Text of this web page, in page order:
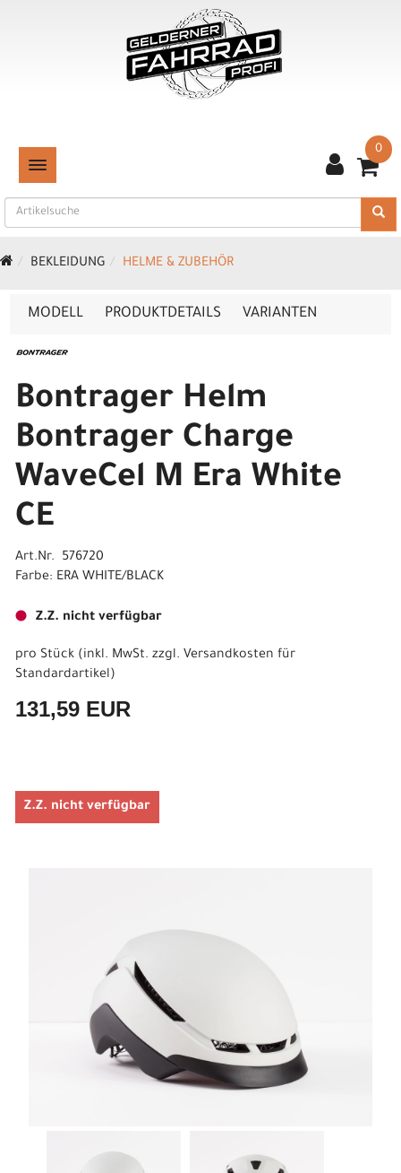
TOGGLE NAVIGATION
0
BEKLEIDUNG HELME & ZUBEHÖR
MODELL PRODUKTDETAILS VARIANTEN
Bontrager Helm
Bontrager Charge
WaveCel M Era White
CE
Art.Nr. 576720
Farbe: ERA WHITE/BLACK
Z.Z. nicht verfügbar
pro Stück (inkl. MwSt. zzgl. Versandkosten für
Standardartikel)
131,59 EUR
Z.Z. nicht verfügbar